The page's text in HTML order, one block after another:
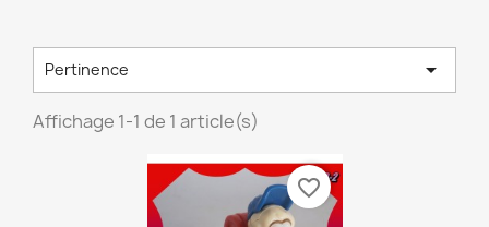
Pertinence 
Affichage 1-1 de 1 article(s)
favorite_border